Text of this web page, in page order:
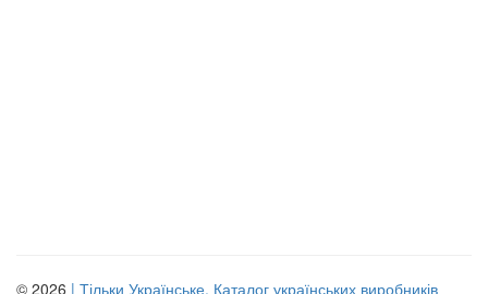
© 2026 | Тільки Українське. Каталог українських виробників